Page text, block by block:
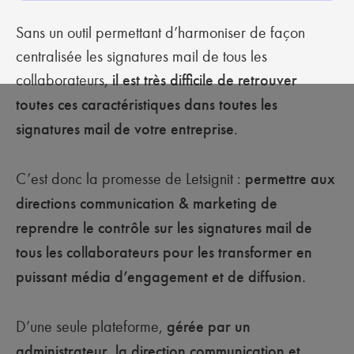
Sans un outil permettant d’harmoniser de façon
centralisée les signatures mail de tous les
collaborateurs,il est très difficile de retrouver
toutes ces caractéristiques dans toutes les
signatures mail de votre entreprise.
C’est donc la promesse de Letsignit : permettre aux
directions communication & marketing de
reprendre le contrôle sur les signatures mail de
tous les collaborateurs pour les transformer en
puissant média d’engagement et de diffusion.
D’une seule plateforme, gérée par un